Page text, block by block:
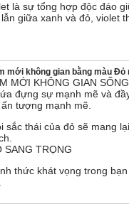
là sự tổng hợp độc đáo
giữa xanh và đỏ, violet
mới không gian bằng màu
MỚI KHÔNG GIAN
đựng sự mạnh mẽ và
tượng mạnh mẽ.
sắc thái của đỏ sẽ mang
SANG TRỌNG
thức khát vọng trong